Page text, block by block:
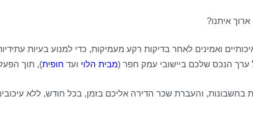
איתנו?
ואמינים לאחר בדיקות רקע מעמיקות, כדי למנוע בעיות
הנכס שלכם ביישובי עמק חפר (מבית הלוי ועד חופית), תוך
בחשבונות, והעברת שכר הדירה אליכם בזמן, בכל חודש, ללא